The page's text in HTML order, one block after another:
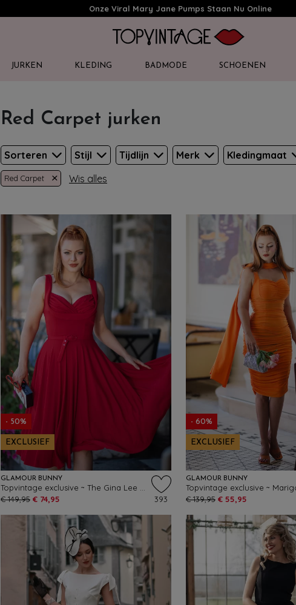
Onze Viral Mary Jane Pumps Staan Nu Online
JURKEN KLEDING BADMODE SCHOENEN
Red Carpet jurken
Sorteren Stijl Tijdlijn Merk Kledingmaat
Red Carpet × Wis alles
- 50%
EXCLUSIEF
GLAMOUR BUNNY
€ 149,95 € 74,95 393
- 60%
EXCLUSIEF
GLAMOUR BUNNY
€ 139,95 € 55,95